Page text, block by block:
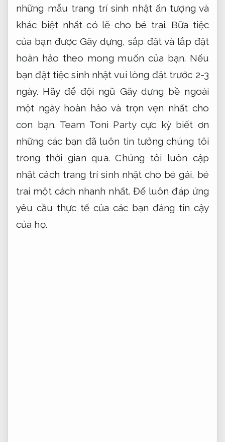
những mẫu trang trí sinh nhật ấn tượng và
khác biệt nhất có lẽ cho bé trai. Bữa tiệc
của bạn được Gây dựng, sắp đặt và lắp đặt
hoàn hảo theo mong muốn của bạn. Nếu
bạn đặt tiệc sinh nhật vui lòng đặt trước 2-3
ngày. Hãy để đội ngũ Gây dựng bề ngoài
một ngày hoàn hảo và trọn vẹn nhất cho
con bạn. Team Toni Party cực kỳ biết ơn
những các bạn đã luôn tin tưởng chúng tôi
trong thời gian qua. Chúng tôi luôn cập
nhật cách trang trí sinh nhật cho bé gái, bé
trai một cách nhanh nhất. Để luôn đáp ứng
yêu cầu thực tế của các bạn đáng tin cậy
của họ.